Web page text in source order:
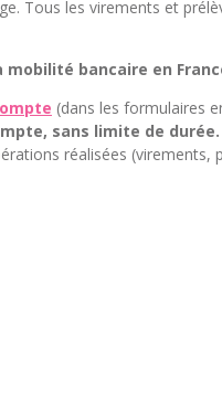
Tous les virements et
mobilité bancaire en
(dans les formulaires
sans limite de durée.
réalisées (virements,